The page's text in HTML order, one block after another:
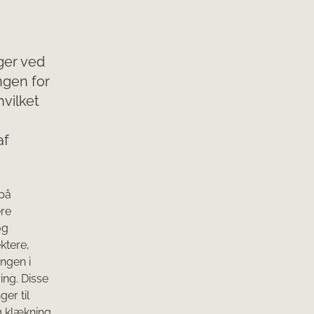
ved
for
i
Disse
til